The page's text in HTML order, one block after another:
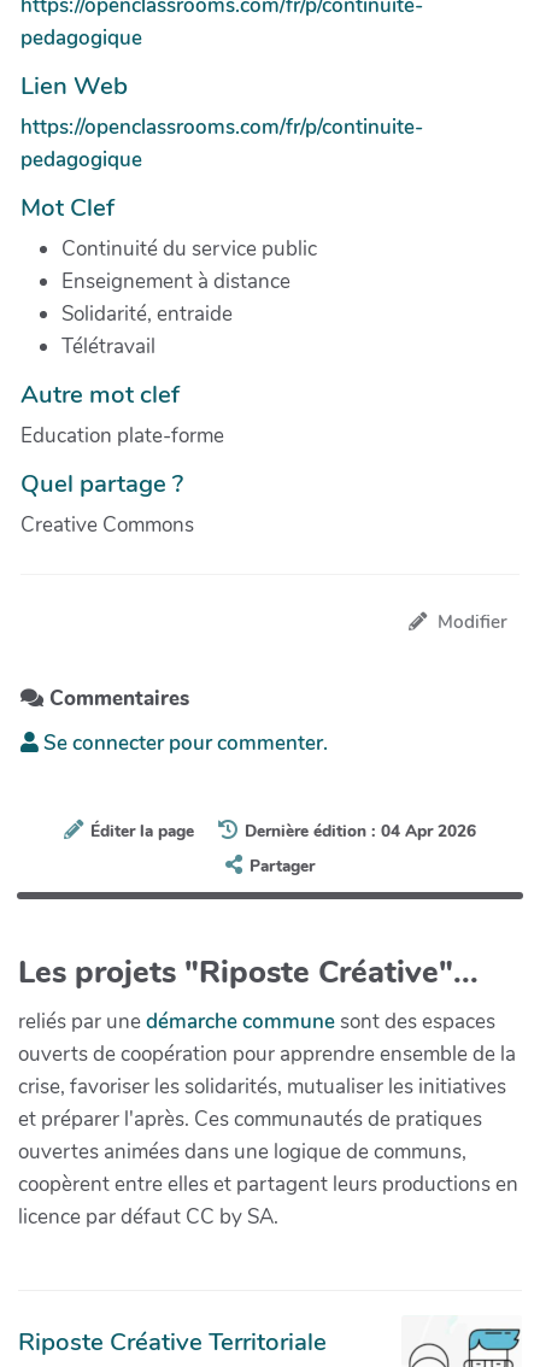
pedagogique
Lien Web
https://openclassrooms.com/fr/p/continuite-
pedagogique
Mot Clef
Continuité du service public
Enseignement à distance
Solidarité, entraide
Télétravail
Autre mot clef
Education plate-forme
Quel partage ?
Creative Commons
Modifier
Commentaires
Se connecter pour commenter.
Éditer la page
Dernière édition : 04 Apr 2026
Partager
Les projets "Riposte Créative"...
reliés par unedémarche communesont des espaces
ouverts de coopération pour apprendre ensemble de la
crise, favoriser les solidarités, mutualiser les initiatives
et préparer l'après. Ces communautés de pratiques
ouvertes animées dans une logique de communs,
coopèrent entre elles et partagent leurs productions en
licence par défaut CC by SA.
Riposte Créative Territoriale